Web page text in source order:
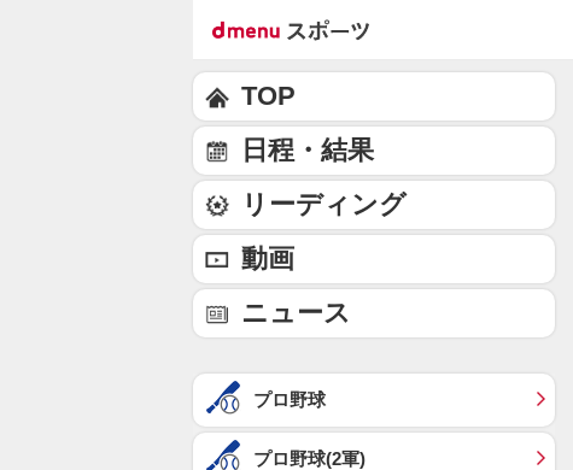
TOP
日程・結果
リーディング
動画
ニュース
プロ野球
プロ野球(2軍)